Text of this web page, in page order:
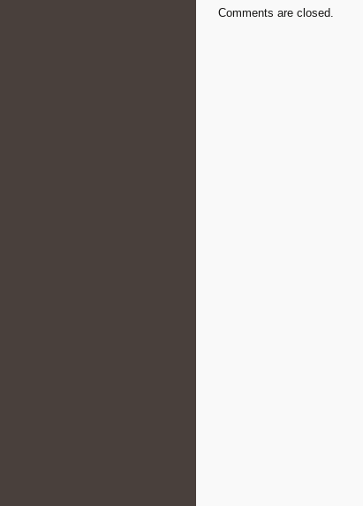
Comments are closed.